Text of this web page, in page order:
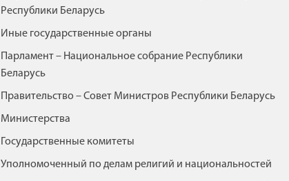
Республики Беларусь
Иные государственные органы
Парламент – Национальное собрание Республики
Беларусь
Правительство – Совет Министров Республики Беларусь
Министерства
Государственные комитеты
Уполномоченный по делам религий и национальностей